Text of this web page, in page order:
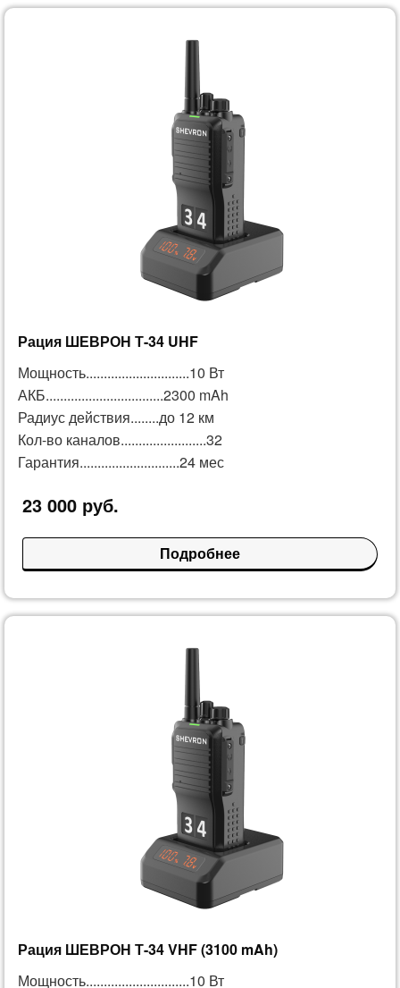
Рация ШЕВРОН Т-34 UHF
Мощность.............................10 Вт
АКБ.................................2300 mAh
Радиус действия........до 12 км
Кол-во каналов........................32
Гарантия............................24 мес
23 000 руб.
Подробнее
Рация ШЕВРОН Т-34 VHF (3100 mAh)
Мощность.............................10 Вт